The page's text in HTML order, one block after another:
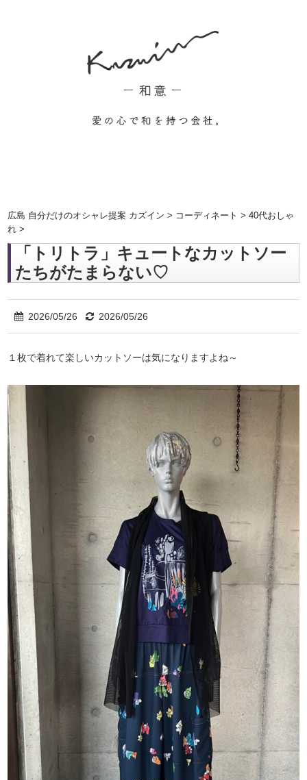
広島 自分だけのオシャレ提案 カズイン > コーディネート >40代おしゃ
れ >
「トリトラ」キュートなカットソー
たちがたまらない♡
2026/05/26 2026/05/26
１枚で着れて楽しいカットソーは気になりますよね～